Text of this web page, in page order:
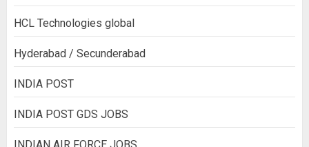
HCL Technologies global
Hyderabad / Secunderabad
INDIA POST
INDIA POST GDS JOBS
INDIAN AIR FORCE JOBS